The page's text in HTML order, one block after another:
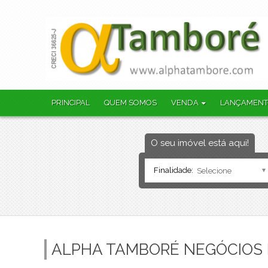
PRINCIPAL QUEM SOMOS VENDA
Apartamento
Cobertura
Cobertura
Terreno
O seu imóvel está aqui!
Finalidade:
ALPHA TAMBORÉ NEGÓCIOS